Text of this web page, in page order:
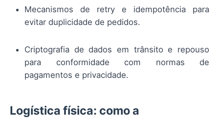
Mecanismos de retry e idempotência para
evitar duplicidade de pedidos.
Criptografia de dados em trânsito e repouso
para conformidade com normas de
pagamentos e privacidade.
Logística física: como a